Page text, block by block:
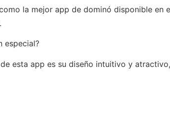
la mejor app de dominó disponible en
especial?
esta app es su diseño intuitivo y